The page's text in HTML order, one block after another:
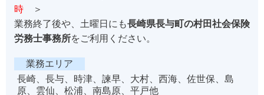
時 ＞
業務終了後や、土曜日にも長崎県長与町の村田社会保険
労務士事務所をご利用ください。
業務エリア
長崎、長与、時津、諫早、大村、西海、佐世保、島
原、雲仙、松浦、南島原、平戸他